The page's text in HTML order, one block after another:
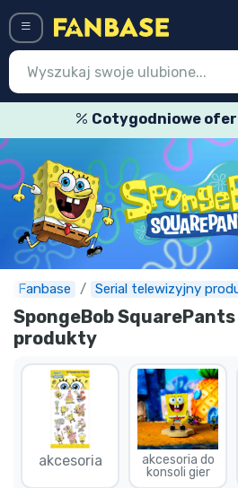
Cotygodniowe
Fanbase Serial telewizyjny
SpongeBob
produkty
akcesoria
akcesoria do
konsoli gier
Wejście
Najnowsze rzeczy
Oferty specjalne
Doręczenie ekspresowe
Przedsprzedaż
Outlet produkty
Wysyłka i płatność
Rzeczy seryjne